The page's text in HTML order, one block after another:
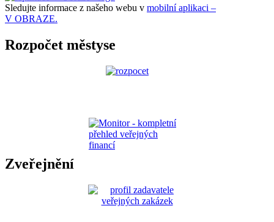
Sledujte informace z našeho webu v mobilní aplikaci –
V OBRAZE.
Rozpočet městyse
Zveřejnění